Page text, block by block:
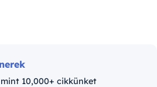
10,000+ cikkünket